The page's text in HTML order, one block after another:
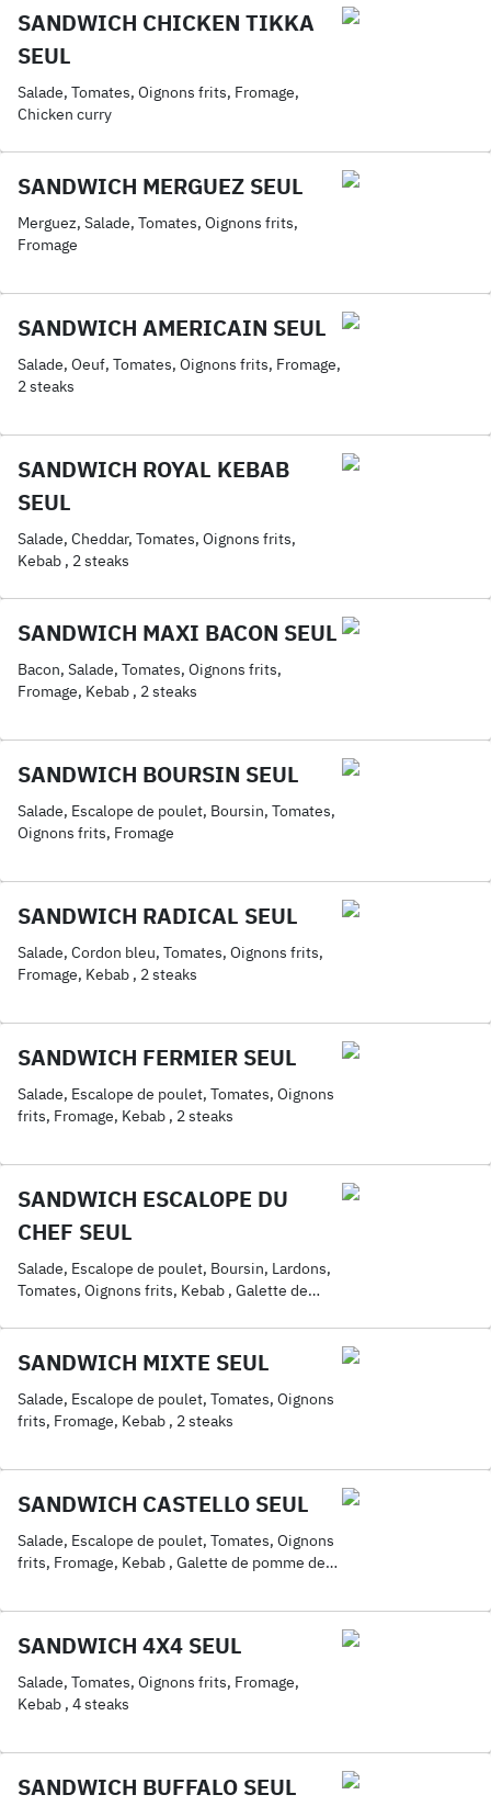
SANDWICH CHICKEN TIKKA
SEUL
Salade, Tomates, Oignons frits, Fromage,
Chicken curry
SANDWICH MERGUEZ SEUL
Merguez, Salade, Tomates, Oignons frits,
Fromage
SANDWICH AMERICAIN SEUL
Salade, Oeuf, Tomates, Oignons frits, Fromage,
2 steaks
SANDWICH ROYAL KEBAB
SEUL
Salade, Cheddar, Tomates, Oignons frits,
Kebab , 2 steaks
SANDWICH MAXI BACON SEUL
Bacon, Salade, Tomates, Oignons frits,
Fromage, Kebab , 2 steaks
SANDWICH BOURSIN SEUL
Salade, Escalope de poulet, Boursin, Tomates,
Oignons frits, Fromage
SANDWICH RADICAL SEUL
Salade, Cordon bleu, Tomates, Oignons frits,
Fromage, Kebab , 2 steaks
SANDWICH FERMIER SEUL
Salade, Escalope de poulet, Tomates, Oignons
frits, Fromage, Kebab , 2 steaks
SANDWICH ESCALOPE DU
CHEF SEUL
Salade, Escalope de poulet, Boursin, Lardons,
Tomates, Oignons frits, Kebab , Galette de
SANDWICH MIXTE SEUL
Salade, Escalope de poulet, Tomates, Oignons
frits, Fromage, Kebab , 2 steaks
SANDWICH CASTELLO SEUL
Salade, Escalope de poulet, Tomates, Oignons
frits, Fromage, Kebab , Galette de pomme de
SANDWICH 4X4 SEUL
Salade, Tomates, Oignons frits, Fromage,
Kebab , 4 steaks
SANDWICH BUFFALO SEUL